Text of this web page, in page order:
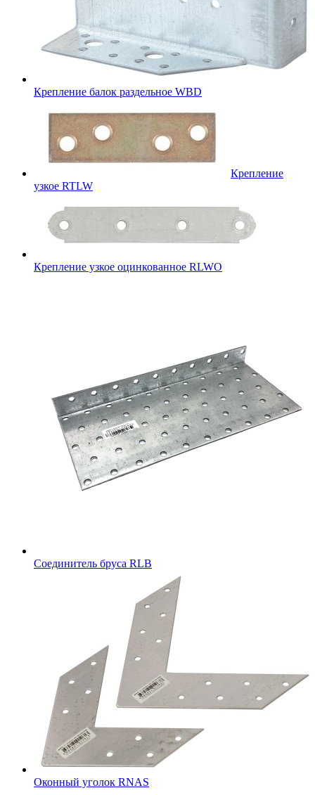
Крепление балок раздельное WBD
Крепление
узкое RTLW
Крепление узкое оцинкованное RLWO
Соединитель бруса RLB
Оконный уголок RNAS